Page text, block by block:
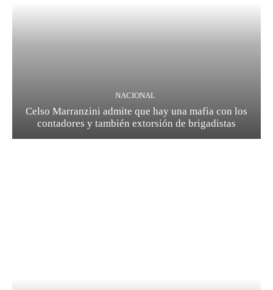
NACIONAL
Celso Marranzini admite que hay una mafia con los
contadores y también extorsión de brigadistas